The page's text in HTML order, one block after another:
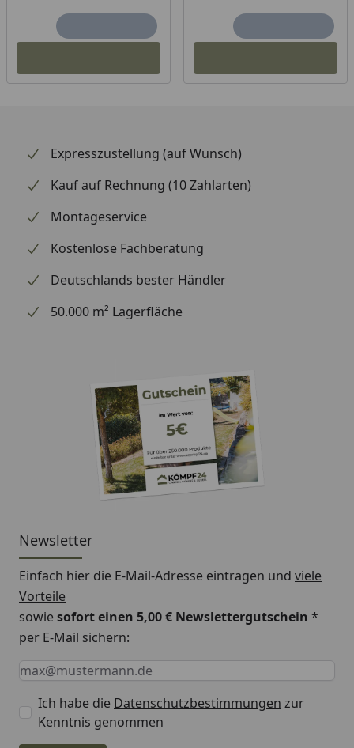
Expresszustellung (auf Wunsch)
Kauf auf Rechnung (10 Zahlarten)
Montageservice
Kostenlose Fachberatung
Deutschlands bester Händler
50.000 m² Lagerfläche
Newsletter
Einfach hier die E-Mail-Adresse eintragen und viele
Vorteile
sowiesofort einen 5,00 € Newslettergutschein *
per E-Mail sichern:
Keine Eingabe erforderlich
Eingabe erforderlich
E-Mail *
Ich habe die Datenschutzbestimmungen zur
Kenntnis genommen